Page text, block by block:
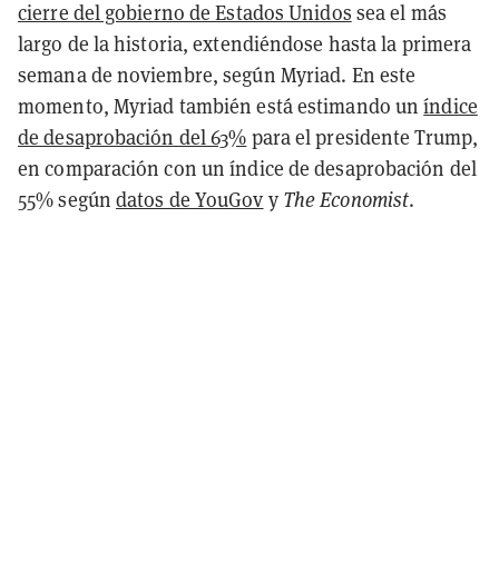
cierre del gobierno de Estados Unidos sea el más
largo de la historia, extendiéndose hasta la primera
semana de noviembre, según Myriad. En este
momento, Myriad también está estimando uníndice
de desaprobación del 63% para el presidente Trump,
en comparación con un índice de desaprobación del
55% según datos de YouGov y The Economist.